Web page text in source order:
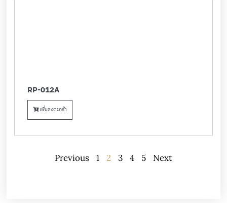
RP-012A
เพิ่มลงตะกร้า
Previous 1 2 3 4 5 Next